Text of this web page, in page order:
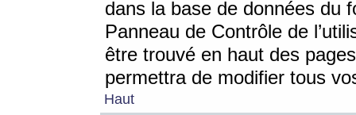
dans la base de données du
Panneau de Contrôle de
être trouvé en haut des
permettra de modifier tous
Haut